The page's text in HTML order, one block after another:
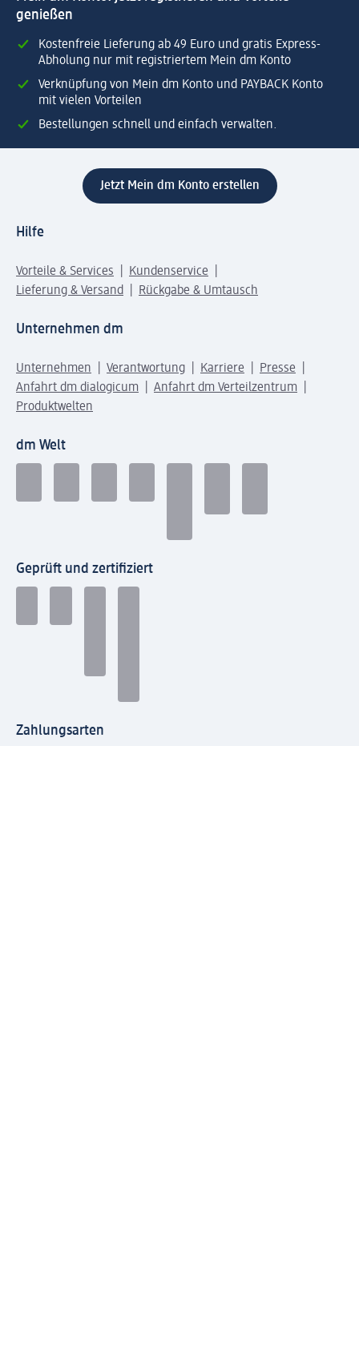
genießen
Kostenfreie Lieferung ab 49 Euro und gratis Express-
Abholung nur mit registriertem Mein dm Konto
Verknüpfung von Mein dm Konto und PAYBACK Konto
mit vielen Vorteilen
Bestellungen schnell und einfach verwalten.
Jetzt Mein dm Konto erstellen
Hilfe
Vorteile & Services
Kundenservice
Lieferung & Versand
Rückgabe & Umtausch
Unternehmen dm
Unternehmen Verantwortung Karriere
Presse
Anfahrt dm dialogicum
Anfahrt dm Verteilzentrum
Produktwelten
dm Welt
Geprüft und zertifiziert
Zahlungsarten